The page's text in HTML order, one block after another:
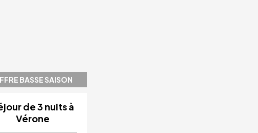
BASSE SAISON
de 3 nuits à
Vérone